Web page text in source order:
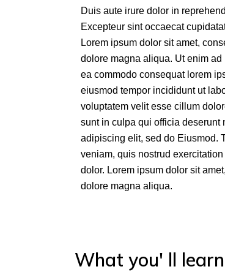
Duis aute irure dolor in
Excepteur sint occaecat
Lorem ipsum dolor sit amet,
dolore magna aliqua. Ut enim
ea commodo consequat lorem
eiusmod tempor incididunt ut
voluptatem velit esse cillum
sunt in culpa qui officia deserunt
adipiscing elit, sed do Eiusmod.
veniam, quis nostrud
dolor. Lorem ipsum dolor sit
dolore magna aliqua.
What you' ll learn